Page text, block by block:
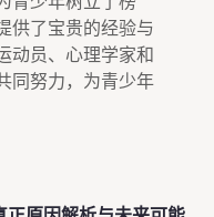
供了宝贵的经验与
动员、心理学家和
同努力，为青少年